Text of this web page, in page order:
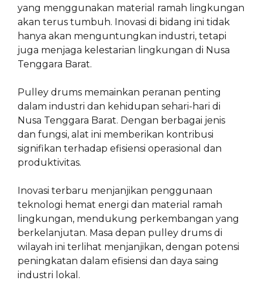
yang menggunakan material ramah lingkungan
akan terus tumbuh. Inovasi di bidang ini tidak
hanya akan menguntungkan industri, tetapi
juga menjaga kelestarian lingkungan di Nusa
Tenggara Barat.
Pulley drums memainkan peranan penting
dalam industri dan kehidupan sehari-hari di
Nusa Tenggara Barat. Dengan berbagai jenis
dan fungsi, alat ini memberikan kontribusi
signifikan terhadap efisiensi operasional dan
produktivitas.
Inovasi terbaru menjanjikan penggunaan
teknologi hemat energi dan material ramah
lingkungan, mendukung perkembangan yang
berkelanjutan. Masa depan pulley drums di
wilayah ini terlihat menjanjikan, dengan potensi
peningkatan dalam efisiensi dan daya saing
industri lokal.